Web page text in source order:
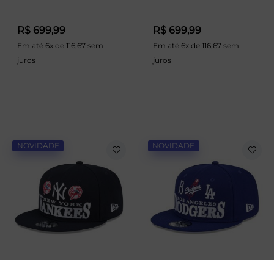
R$ 699,99
Em até 6x de 116,67 sem
juros
R$ 699,99
Em até 6x de 116,67 sem
juros
NOVIDADE NOVIDADE